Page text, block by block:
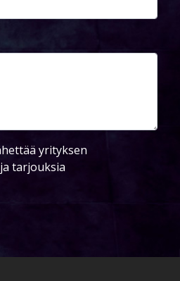
yrityksen
tarjouksia